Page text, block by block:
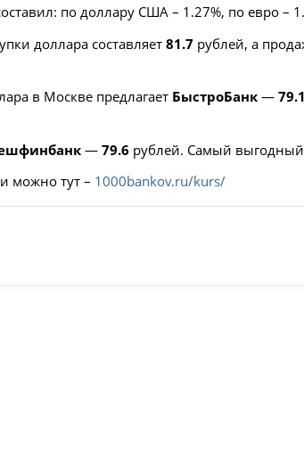
по доллару США – 1.27%, по евро –
доллара составляет81.7 рублей, а
в Москве предлагает БыстроБанк —
—79.6 рублей. Самый
можно тут – 1000bankov.ru/kurs/